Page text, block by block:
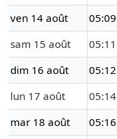
ven 14 août
05:09
sam 15 août
05:11
dim 16 août
05:12
lun 17 août
05:14
mar 18 août
05:16